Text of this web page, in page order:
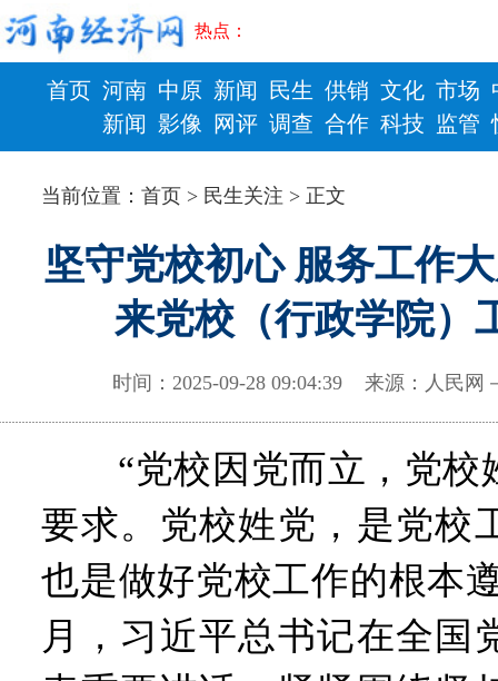
热点：
首页 河南
新闻
中原
影像
新闻
网评
民生
调查
供销
合作
文化
科技
市场
监管
财政 健康
当前位置：首页 > 民生关注 > 正文
坚守党校初心 服务工作
来党校（行政学院）
时间：2025-09-28 09:04:39 来源：人民
“党校因党而立，党校
要求。党校姓党，是党校
也是做好党校工作的根本
月，习近平总书记在全国